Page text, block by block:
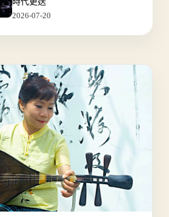
2026-07-20